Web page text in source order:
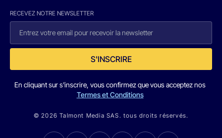
RECEVEZ NOTRE NEWSLETTER
S'INSCRIRE
En cliquant sur s'inscrire, vous confirmez que vous acceptez nos
Termes et Conditions
© 2026 Talmont Media SAS. tous droits réservés.